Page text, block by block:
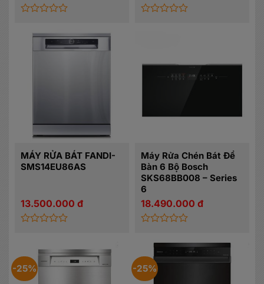
là:
21.990.000 đ.
xếp
hạng
sao
MÁY RỬA BÁT FANDI-
SMS14EU86AS
13.500.000 đ
hạng
0
5
sao
Máy Rửa Chén Bát Để
Bàn 6 Bộ Bosch
SKS68BB008 – Series
6
18.490.000 đ
xếp
hạng
0
5
sao
-25% -25%